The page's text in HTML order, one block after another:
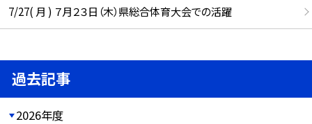
7/27( 月 ) ７月２３日（木）県総合体育大会での活躍
過去記事
2026年度